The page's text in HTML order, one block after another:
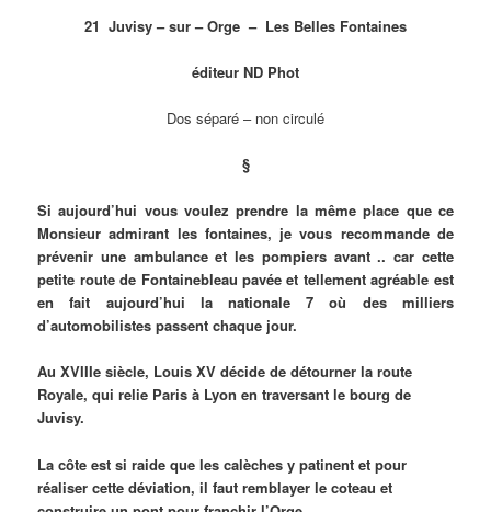
21 Juvisy – sur – Orge – Les Belles Fontaines
éditeur ND Phot
Dos séparé – non circulé
§
Si aujourd’hui vous voulez prendre la même place que ce
Monsieur admirant les fontaines, je vous recommande de
prévenir une ambulance et les pompiers avant .. car cette
petite route de Fontainebleau pavée et tellement agréable est
en fait aujourd’hui la nationale 7 où des milliers
d’automobilistes passent chaque jour.
Au XVIIIe siècle, Louis XV décide de détourner la route
Royale, qui relie Paris à Lyon en traversant le bourg de
Juvisy.
La côte est si raide que les calèches y patinent et pour
réaliser cette déviation, il faut remblayer le coteau et